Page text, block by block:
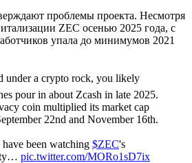
проблемы проекта. Несмотря
ZEC осенью 2025 года, с
упала до минимумов 2021
under a crypto rock, you likely
pour in about Zcash in late 2025.
coin multiplied its market cap
22nd and November 16th.
been watching $ZEC's
pic.twitter.com/MORo1sD7ix